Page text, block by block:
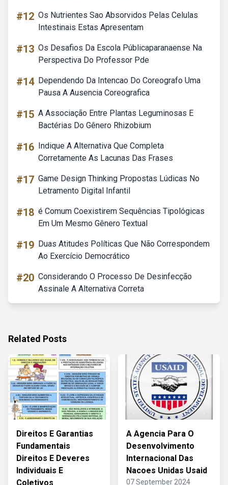
#12 Os Nutrientes Sao Absorvidos Pelas Celulas
Intestinais Estas Apresentam
#13 Os Desafios Da Escola Públicaparanaense Na
Perspectiva Do Professor Pde
#14 Dependendo Da Intencao Do Coreografo Uma
Pausa A Ausencia Coreografica
#15 A Associação Entre Plantas Leguminosas E
Bactérias Do Gênero Rhizobium
#16 Indique A Alternativa Que Completa
Corretamente As Lacunas Das Frases
#17 Game Design Thinking Propostas Lúdicas No
Letramento Digital Infantil
#18 é Comum Coexistirem Sequências Tipológicas
Em Um Mesmo Gênero Textual
#19 Duas Atitudes Políticas Que Não Correspondem
Ao Exercício Democrático
#20 Considerando O Processo De Desinfecção
Assinale A Alternativa Correta
Related Posts
Direitos E Garantias
Fundamentais
Direitos E Deveres
Individuais E
Coletivos
A Agencia Para O
Desenvolvimento
Internacional Das
Nacoes Unidas Usaid
07 September 2024